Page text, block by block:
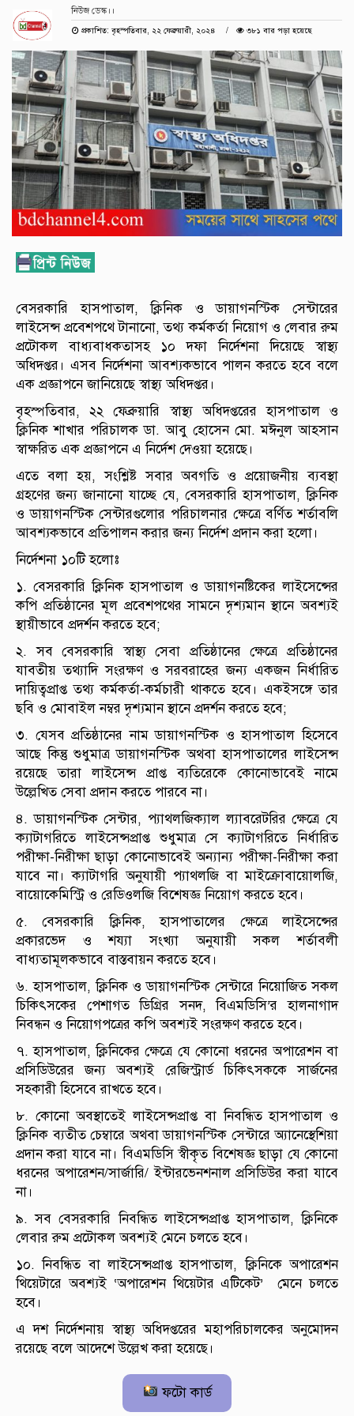
নিউজ ডেস্ক।।
প্রকাশিত: বৃহস্পতিবার, ২২ ফেব্রুয়ারী, ২০২৪
৩৮১ বার পড়া হয়েছে
বেসরকারি হাসপাতাল, ক্লিনিক ও ডায়াগনস্টিক সেন্টারের
লাইসেন্স প্রবেশপথে টানানো, তথ্য কর্মকর্তা নিয়োগ ও লেবার রুম
প্রটোকল বাধ্যবাধকতাসহ ১০ দফা নির্দেশনা দিয়েছে স্বাস্থ্য
অধিদপ্তর। এসব নির্দেশনা আবশ্যকভাবে পালন করতে হবে বলে
এক প্রজ্ঞাপনে জানিয়েছে স্বাস্থ্য অধিদপ্তর।
বৃহস্পতিবার, ২২ ফেব্রুয়ারি স্বাস্থ্য অধিদপ্তরের হাসপাতাল ও
ক্লিনিক শাখার পরিচালক ডা. আবু হোসেন মো. মঈনুল আহসান
স্বাক্ষরিত এক প্রজ্ঞাপনে এ নির্দেশ দেওয়া হয়েছে।
এতে বলা হয়, সংশ্লিষ্ট সবার অবগতি ও প্রয়োজনীয় ব্যবস্থা
গ্রহণের জন্য জানানো যাচ্ছে যে, বেসরকারি হাসপাতাল, ক্লিনিক
ও ডায়াগনস্টিক সেন্টারগুলোর পরিচালনার ক্ষেত্রে বর্ণিত শর্তাবলি
আবশ্যকভাবে প্রতিপালন করার জন্য নির্দেশ প্রদান করা হলো।
নির্দেশনা ১০টি হলোঃ
১. বেসরকারি ক্লিনিক হাসপাতাল ও ডায়াগনষ্টিকের লাইসেন্সের
কপি প্রতিষ্ঠানের মূল প্রবেশপথের সামনে দৃশ্যমান স্থানে অবশ্যই
স্থায়ীভাবে প্রদর্শন করতে হবে;
২. সব বেসরকারি স্বাস্থ্য সেবা প্রতিষ্ঠানের ক্ষেত্রে প্রতিষ্ঠানের
যাবতীয় তথ্যাদি সংরক্ষণ ও সরবরাহের জন্য একজন নির্ধারিত
দায়িত্বপ্রাপ্ত তথ্য কর্মকর্তা-কর্মচারী থাকতে হবে। একইসঙ্গে তার
ছবি ও মোবাইল নম্বর দৃশ্যমান স্থানে প্রদর্শন করতে হবে;
৩. যেসব প্রতিষ্ঠানের নাম ডায়াগনস্টিক ও হাসপাতাল হিসেবে
আছে কিন্তু শুধুমাত্র ডায়াগনস্টিক অথবা হাসপাতালের লাইসেন্স
রয়েছে তারা লাইসেন্স প্রাপ্ত ব্যতিরেকে কোনোভাবেই নামে
উল্লেখিত সেবা প্রদান করতে পারবে না।
৪. ডায়াগনস্টিক সেন্টার, প্যাথলজিক্যাল ল্যাবরেটরির ক্ষেত্রে যে
ক্যাটাগরিতে লাইসেন্সপ্রাপ্ত শুধুমাত্র সে ক্যাটাগরিতে নির্ধারিত
পরীক্ষা-নিরীক্ষা ছাড়া কোনোভাবেই অন্যান্য পরীক্ষা-নিরীক্ষা করা
যাবে না। ক্যাটাগরি অনুযায়ী প্যাথলজি বা মাইক্রোবায়োলজি,
বায়োকেমিস্ট্রি ও রেডিওলজি বিশেষজ্ঞ নিয়োগ করতে হবে।
৫. বেসরকারি ক্লিনিক, হাসপাতালের ক্ষেত্রে লাইসেন্সের
প্রকারভেদ ও শয্যা সংখ্যা অনুযায়ী সকল শর্তাবলী
বাধ্যতামূলকভাবে বাস্তবায়ন করতে হবে।
৬. হাসপাতাল, ক্লিনিক ও ডায়াগনস্টিক সেন্টারে নিয়োজিত সকল
চিকিৎসকের পেশাগত ডিগ্রির সনদ, বিএমডিসি’র হালনাগাদ
নিবন্ধন ও নিয়োগপত্রের কপি অবশ্যই সংরক্ষণ করতে হবে।
৭. হাসপাতাল, ক্লিনিকের ক্ষেত্রে যে কোনো ধরনের অপারেশন বা
প্রসিডিউরের জন্য অবশ্যই রেজিস্ট্রার্ড চিকিৎসককে সার্জনের
সহকারী হিসেবে রাখতে হবে।
৮. কোনো অবস্থাতেই লাইসেন্সপ্রাপ্ত বা নিবন্ধিত হাসপাতাল ও
ক্লিনিক ব্যতীত চেম্বারে অথবা ডায়াগনস্টিক সেন্টারে অ্যানেস্থেশিয়া
প্রদান করা যাবে না। বিএমডিসি স্বীকৃত বিশেষজ্ঞ ছাড়া যে কোনো
ধরনের অপারেশন/সার্জারি/ ইন্টারভেনশনাল প্রসিডিউর করা যাবে
না।
৯. সব বেসরকারি নিবন্ধিত লাইসেন্সপ্রাপ্ত হাসপাতাল, ক্লিনিকে
লেবার রুম প্রটোকল অবশ্যই মেনে চলতে হবে।
১০. নিবন্ধিত বা লাইসেন্সপ্রাপ্ত হাসপাতাল, ক্লিনিকে অপারেশন
থিয়েটারে অবশ্যই ‘অপারেশন থিয়েটার এটিকেট’ মেনে চলতে
হবে।
এ দশ নির্দেশনায় স্বাস্থ্য অধিদপ্তরের মহাপরিচালকের অনুমোদন
রয়েছে বলে আদেশে উল্লেখ করা হয়েছে।
ফটো কার্ড